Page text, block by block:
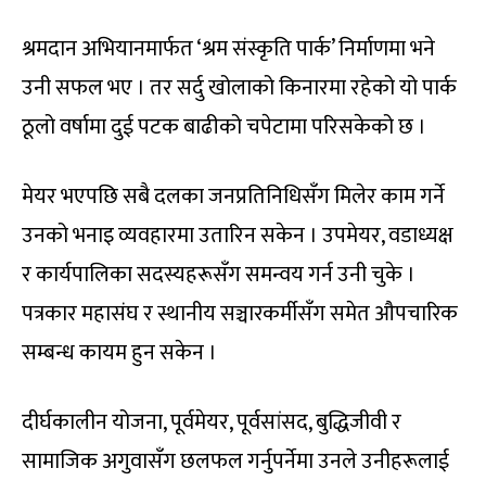
श्रमदान अभियानमार्फत ‘श्रम संस्कृति पार्क’ निर्माणमा भने
उनी सफल भए । तर सर्दु खोलाको किनारमा रहेको यो पार्क
ठूलो वर्षामा दुई पटक बाढीको चपेटामा परिसकेको छ ।
मेयर भएपछि सबै दलका जनप्रतिनिधिसँग मिलेर काम गर्ने
उनको भनाइ व्यवहारमा उतारिन सकेन । उपमेयर, वडाध्यक्ष
र कार्यपालिका सदस्यहरूसँग समन्वय गर्न उनी चुके ।
पत्रकार महासंघ र स्थानीय सञ्चारकर्मीसँग समेत औपचारिक
सम्बन्ध कायम हुन सकेन ।
दीर्घकालीन योजना, पूर्वमेयर, पूर्वसांसद, बुद्धिजीवी र
सामाजिक अगुवासँग छलफल गर्नुपर्नेमा उनले उनीहरूलाई